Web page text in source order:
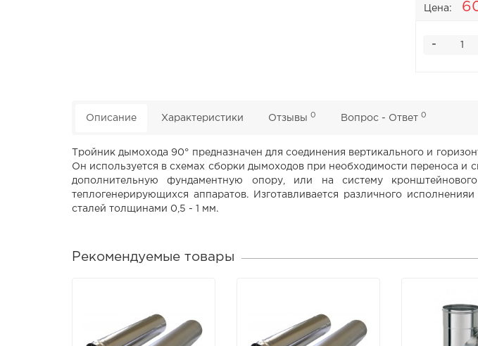
Цена:
-
Описание Характеристики Отзывы 0 Вопрос - Ответ 0
Тройник дымохода 90° предназначен для соединения вертикального и
Он используется в схемах сборки дымоходов при необходимости переноса и
дополнительную фундаментную опору, или на систему
теплогенерирующихся аппаратов. Изготавливается различного
сталей толщинами 0,5 - 1 мм.
Рекомендуемые товары